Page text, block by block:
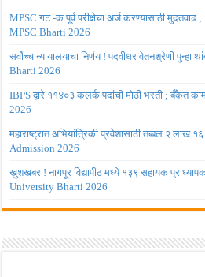
MPSC गट -क पूर्व परीक्षेचा अर्ज करण्यासाठी
MPSC Bharti 2026
सर्वोच्च न्यायालयाचा निर्णय ! पदवीधर वेतनश्रेणी
Bharti 2026
IBPS द्वारे ११४०३ कलर्क पदांची मोठी भरती ; बँकेत
2026
महाराष्ट्रात अभियांत्रिकी प्रवेशासाठी तब्बल २ लाख
Admission 2026
खुशखबर ! नागपूर विद्यापीठ मध्ये १३९ सहायक
University Bharti 2026